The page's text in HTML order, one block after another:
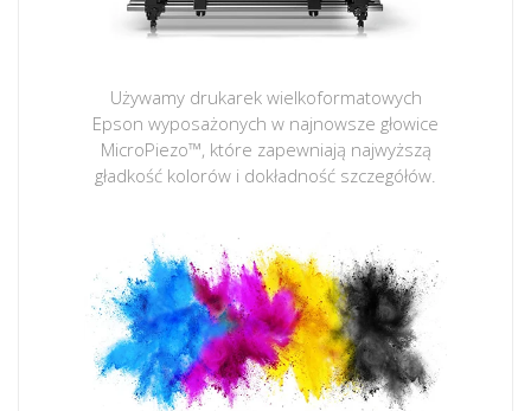
Używamy drukarek wielkoformatowych
Epson wyposażonych w najnowsze głowice
MicroPiezo™, które zapewniają najwyższą
gładkość kolorów i dokładność szczegółów.